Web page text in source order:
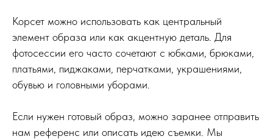
Корсет можно использовать как центральный
элемент образа или как акцентную деталь. Для
фотосессии его часто сочетают с юбками, брюками,
платьями, пиджаками, перчатками, украшениями,
обувью и головными уборами.
Если нужен готовый образ, можно заранее отправить
нам референс или описать идею съемки. Мы